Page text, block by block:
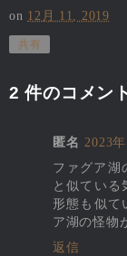
on 12月 11, 2019
共有
2 件のコメン
匿名 2023
ファグア湖
と似ている
形態も似て
ア湖の怪物
返信